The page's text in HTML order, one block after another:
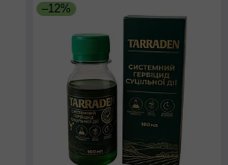
–12%